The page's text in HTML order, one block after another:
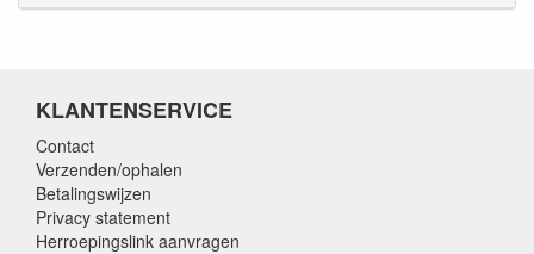
KLANTENSERVICE
Contact
Verzenden/ophalen
Betalingswijzen
Privacy statement
Herroepingslink aanvragen